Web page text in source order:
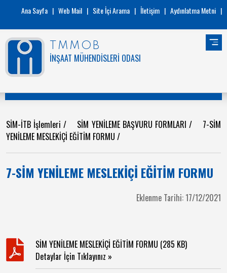
Ana Sayfa | Web Mail | Site İçi Arama | İletişim | Aydınlatma Metni |
TMMOB
İNŞAAT MÜHENDİSLERİ ODASI
SİM-İTB İşlemleri/ SİM YENİLEME BAŞVURU FORMLARI/ 7-SİM
YENİLEME MESLEKİÇİ EĞİTİM FORMU /
7-SİM YENİLEME MESLEKİÇİ EĞİTİM FORMU
Eklenme Tarihi: 17/12/2021
SİM YENİLEME MESLEKİÇİ EĞİTİM FORMU (285 KB)
Detaylar İçin Tıklayınız »